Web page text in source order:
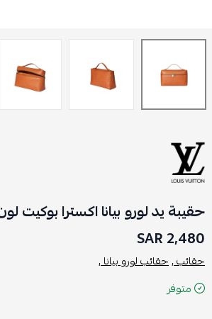
حقيبة يد لورو بيانا اكسترا بوكيت
2,480 SAR
حقائب ,حقائب لورو بيانا ,
متوفر